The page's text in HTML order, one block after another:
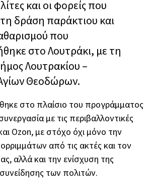
και οι φορείς που
δράση παράκτιου και
που
στο Λουτράκι, με τη
Λουτρακίου –
Θεοδώρων.
στο πλαίσιο του προγράμματος
με τις περιβαλλοντικές
Ozon, με στόχο όχι μόνο την
από τις ακτές και τον
αλλά και την ενίσχυση της
των πολιτών.